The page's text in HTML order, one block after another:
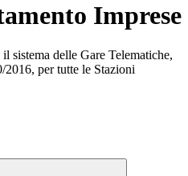
Imprese
sistema delle Gare Telematiche,
2016, per tutte le Stazioni